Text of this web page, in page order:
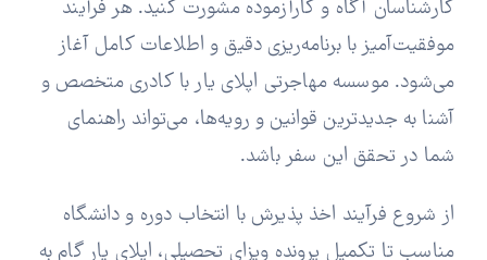
کارشناسان آگاه و کارآزموده مشورت کنید. هر فرآیند
موفقیت‌آمیز با برنامه‌ریزی دقیق و اطلاعات کامل آغاز
می‌شود. موسسه مهاجرتی اپلای یار با کادری متخصص و
آشنا به جدیدترین قوانین و رویه‌ها، می‌تواند راهنمای
شما در تحقق این سفر باشد.
از شروع فرآیند اخذ پذیرش با انتخاب دوره و دانشگاه
مناسب تا تکمیل پرونده ویزای تحصیلی، اپلای یار گام به